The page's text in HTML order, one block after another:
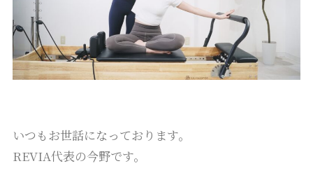
いつもお世話になっております。
REVIA代表の今野です。